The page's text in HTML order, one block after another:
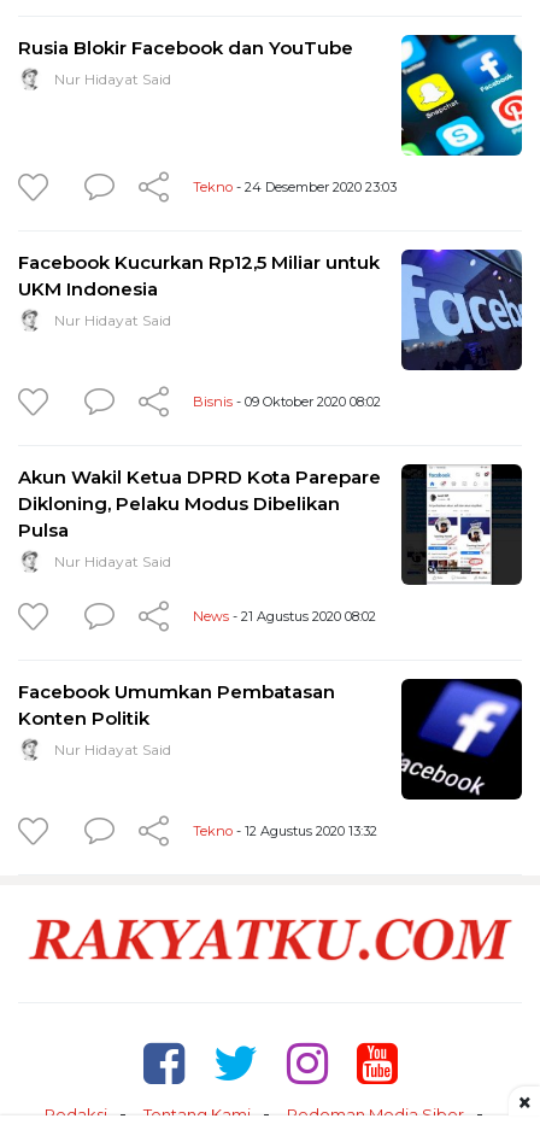
Rusia Blokir Facebook dan YouTube
Nur Hidayat Said
Tekno - 24 Desember 2020 23:03
Facebook Kucurkan Rp12,5 Miliar untuk
UKM Indonesia
Nur Hidayat Said
Bisnis - 09 Oktober 2020 08:02
Akun Wakil Ketua DPRD Kota Parepare
Dikloning, Pelaku Modus Dibelikan
Pulsa
Nur Hidayat Said
News - 21 Agustus 2020 08:02
Facebook Umumkan Pembatasan
Konten Politik
Nur Hidayat Said
Tekno - 12 Agustus 2020 13:32
Redaksi Tentang Kami
Pedoman Media Siber
×